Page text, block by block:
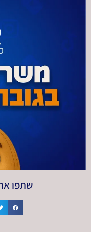
שתפו